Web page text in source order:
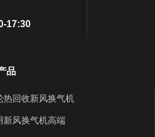
17:30
品
热回收新风换气机
新风换气机高端